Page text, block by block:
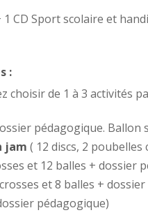
1 CD Sport scolaire et
:
choisir de 1 à 3 activités
pédagogique. Ballon
jam ( 12 discs, 2
et 12 balles + dossier
et 8 balles +
pédagogique)